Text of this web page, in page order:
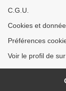
C.G.U.
Cookies et
Préférences
Voir le profil de